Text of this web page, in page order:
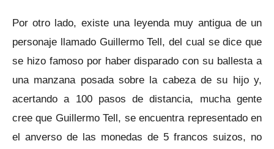
Por otro lado, existe una leyenda muy antigua de un
personaje llamado Guillermo Tell, del cual se dice que
se hizo famoso por haber disparado con su ballesta a
una manzana posada sobre la cabeza de su hijo y,
acertando a 100 pasos de distancia, mucha gente
cree que Guillermo Tell, se encuentra representado en
el anverso de las monedas de 5 francos suizos, no